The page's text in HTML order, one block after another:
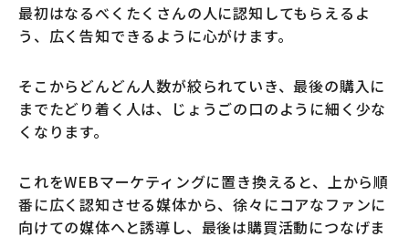
最初はなるべくたくさんの人に認知してもらえるよ
う、広く告知できるように心がけます。
そこからどんどん人数が絞られていき、最後の購入に
までたどり着く人は、じょうごの口のように細く少な
くなります。
これをWEBマーケティングに置き換えると、上から順
番に広く認知させる媒体から、徐々にコアなファンに
向けての媒体へと誘導し、最後は購買活動につなげま